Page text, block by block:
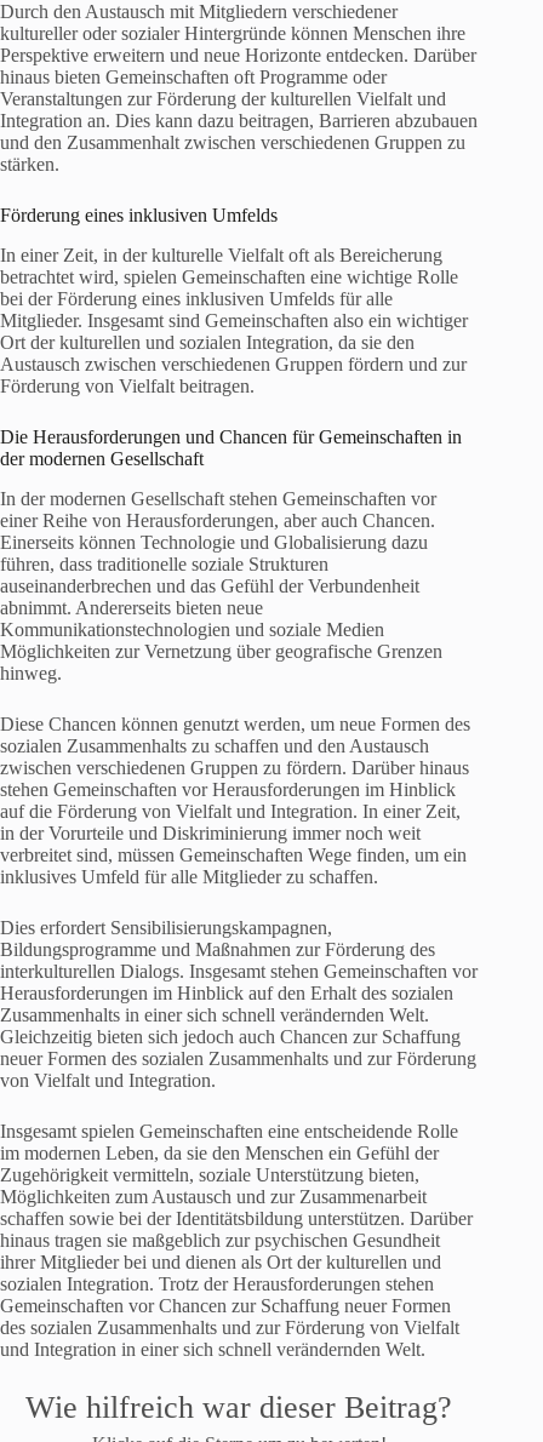
Durch den Austausch mit Mitgliedern verschiedener
kultureller oder sozialer Hintergründe können Menschen ihre
Perspektive erweitern und neue Horizonte entdecken. Darüber
hinaus bieten Gemeinschaften oft Programme oder
Veranstaltungen zur Förderung der kulturellen Vielfalt und
Integration an. Dies kann dazu beitragen, Barrieren abzubauen
und den Zusammenhalt zwischen verschiedenen Gruppen zu
stärken.
Förderung eines inklusiven Umfelds
In einer Zeit, in der kulturelle Vielfalt oft als Bereicherung
betrachtet wird, spielen Gemeinschaften eine wichtige Rolle
bei der Förderung eines inklusiven Umfelds für alle
Mitglieder. Insgesamt sind Gemeinschaften also ein wichtiger
Ort der kulturellen und sozialen Integration, da sie den
Austausch zwischen verschiedenen Gruppen fördern und zur
Förderung von Vielfalt beitragen.
Die Herausforderungen und Chancen für Gemeinschaften in
der modernen Gesellschaft
In der modernen Gesellschaft stehen Gemeinschaften vor
einer Reihe von Herausforderungen, aber auch Chancen.
Einerseits können Technologie und Globalisierung dazu
führen, dass traditionelle soziale Strukturen
auseinanderbrechen und das Gefühl der Verbundenheit
abnimmt. Andererseits bieten neue
Kommunikationstechnologien und soziale Medien
Möglichkeiten zur Vernetzung über geografische Grenzen
hinweg.
Diese Chancen können genutzt werden, um neue Formen des
sozialen Zusammenhalts zu schaffen und den Austausch
zwischen verschiedenen Gruppen zu fördern. Darüber hinaus
stehen Gemeinschaften vor Herausforderungen im Hinblick
auf die Förderung von Vielfalt und Integration. In einer Zeit,
in der Vorurteile und Diskriminierung immer noch weit
verbreitet sind, müssen Gemeinschaften Wege finden, um ein
inklusives Umfeld für alle Mitglieder zu schaffen.
Dies erfordert Sensibilisierungskampagnen,
Bildungsprogramme und Maßnahmen zur Förderung des
interkulturellen Dialogs. Insgesamt stehen Gemeinschaften vor
Herausforderungen im Hinblick auf den Erhalt des sozialen
Zusammenhalts in einer sich schnell verändernden Welt.
Gleichzeitig bieten sich jedoch auch Chancen zur Schaffung
neuer Formen des sozialen Zusammenhalts und zur Förderung
von Vielfalt und Integration.
Insgesamt spielen Gemeinschaften eine entscheidende Rolle
im modernen Leben, da sie den Menschen ein Gefühl der
Zugehörigkeit vermitteln, soziale Unterstützung bieten,
Möglichkeiten zum Austausch und zur Zusammenarbeit
schaffen sowie bei der Identitätsbildung unterstützen. Darüber
hinaus tragen sie maßgeblich zur psychischen Gesundheit
ihrer Mitglieder bei und dienen als Ort der kulturellen und
sozialen Integration. Trotz der Herausforderungen stehen
Gemeinschaften vor Chancen zur Schaffung neuer Formen
des sozialen Zusammenhalts und zur Förderung von Vielfalt
und Integration in einer sich schnell verändernden Welt.
Wie hilfreich war dieser Beitrag?